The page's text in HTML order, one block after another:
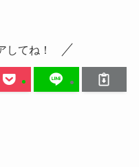
してね！